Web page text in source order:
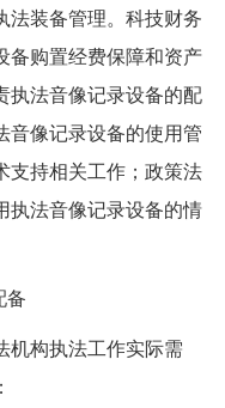
法装备管理。科技财务
备购置经费保障和资产
执法音像记录设备的配
音像记录设备的使用管
支持相关工作；政策法
执法音像记录设备的情
备
机构执法工作实际需